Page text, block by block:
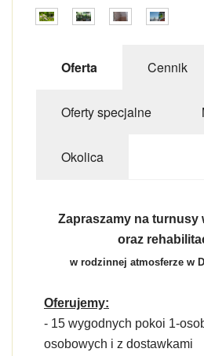
Oferta Cennik
Oferty specjalne
Okolica
Zapraszamy na turnusy
oraz
w rodzinnej atmosferze w
Oferujemy:
- 15 wygodnych pokoi 1-
osobowych i z dostawkami